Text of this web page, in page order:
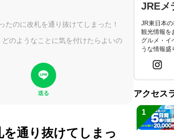
のに改札を通り抜けてしまった！
のようなことに気を付けたらよいの
送る
通り抜けてしまっ
JREメ
JR東日本
観光情報を
グルメ・イ
うな情報盛
アクセス
1